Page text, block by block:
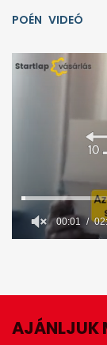
POÉN VIDEÓ
minutes,
seconds
00:02
AJÁNLJUK